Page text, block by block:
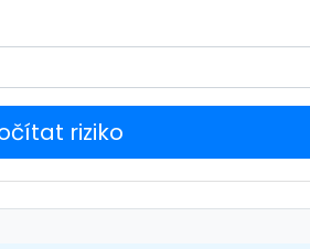
riziko